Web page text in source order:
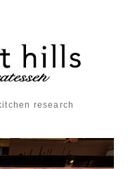
research